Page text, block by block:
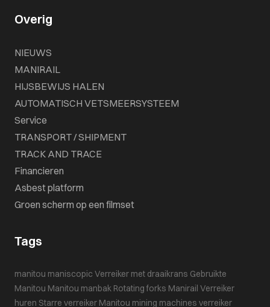
Overig
NIEUWS
MANIRAIL
HIJSBEWIJS HALEN
AUTOMATISCH VETSMEERSYSTEEM
Service
TRANSPORT / SHIPMENT
TRACK AND TRACE
Financieren
Asbest platform
Groen scherm op een filmset
Tags
manitou maniscopic Verreiker met draaikrans Gebruikte
Manitou Manitou manbak Rotating forks Manirail Verreiker
huren Starre verreiker Manitou mining machines verreiker